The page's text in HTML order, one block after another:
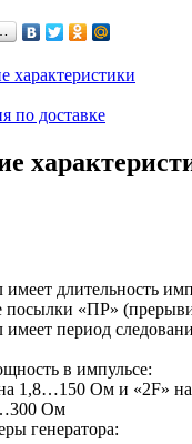
характеристики
по доставке
длительность
посылки «ПР»
период
в импульсе:
1,8…150 Ом и «2F»
Ом
генератора: